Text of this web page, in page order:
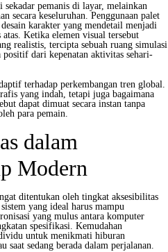
pemanis di layar, melainkan
secara keseluruhan. Penggunaan palet
karakter yang mendetail menjadi
Ketika elemen visual tersebut
realistis, tercipta sebuah ruang simulasi
positif dari kepenatan aktivitas sehari-
terhadap perkembangan tren global.
yang indah, tetapi juga bagaimana
dapat dimuat secara instan tanpa
para pemain.
dalam
Modern
ditentukan oleh tingkat aksesibilitas
yang ideal harus mampu
yang mulus antara komputer
spesifikasi. Kemudahan
untuk menikmati hiburan
sedang berada dalam perjalanan.